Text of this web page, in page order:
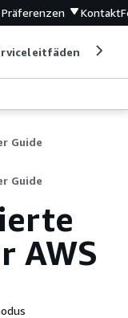
Präferenzen Kontakt
Guide
Guide
AWS